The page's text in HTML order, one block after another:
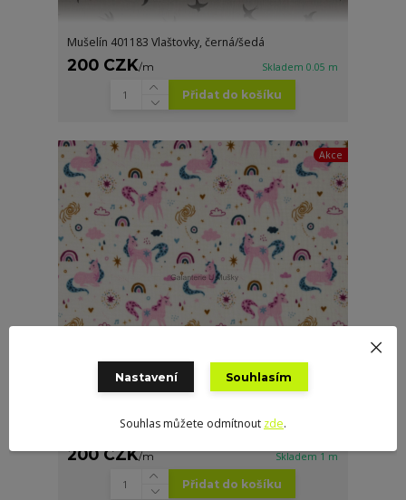
Mušelín 401183 Vlaštovky, černá/šedá
200 CZK/m Skladem 0.05 m
Přidat do košíku
Akce
Mušelín jednorožci, bílá
200 CZK/m Skladem 1 m
Přidat do košíku
Nastavení Souhlasím
Souhlas můžete odmítnout zde.